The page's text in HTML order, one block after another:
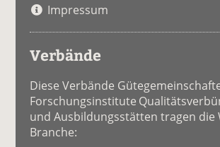
Impressum
Verbände
Diese Verbände
Forschungsinstitute
und Ausbildungsstätten tragen die
Branche: